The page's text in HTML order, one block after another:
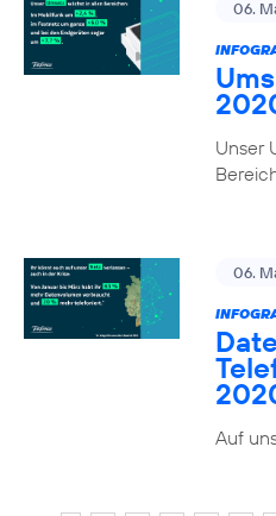
06.
Unser
06.
Auf